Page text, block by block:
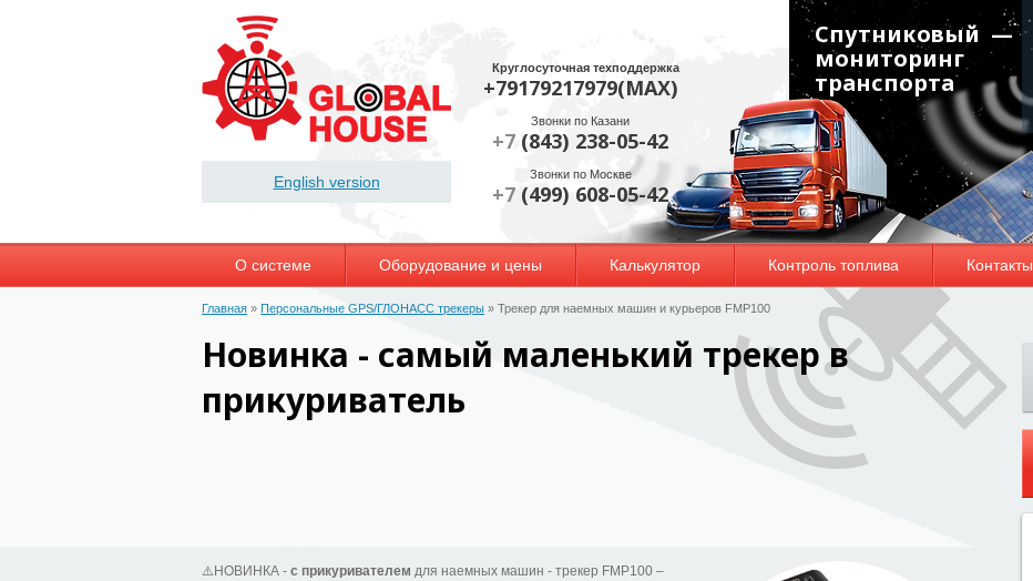
English version
Круглосуточная техподдержка
+79179217979(МАХ)
Звонки по Казани
+7 (843) 238-05-42
Звонки по Москве
+7 (499) 608-05-42
Спутниковый
мониторинг
транспорта
—
О системе Оборудование и цены Калькулятор Контроль топлива Контакты
Главная » Персональные GPS/ГЛОНАСС трекеры » Трекер для наемных машин и курьеров FMP100
Новинка - самый маленький трекер в
прикуриватель
⚠️НОВИНКА - с прикуривателем для наемных машин - трекер FMP100 –